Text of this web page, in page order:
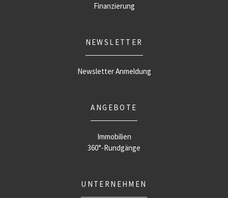
Finanzierung
NEWSLETTER
Newsletter Anmeldung
ANGEBOTE
Immobilien
360°-Rundgänge
UNTERNEHMEN